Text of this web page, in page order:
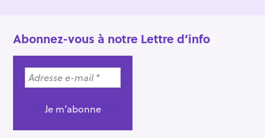
Abonnez-vous à notre Lettre d’info